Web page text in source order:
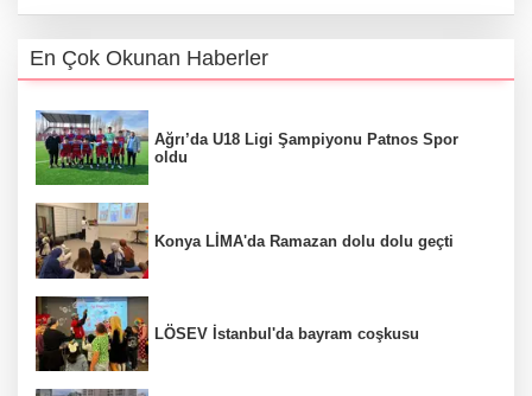
En Çok Okunan Haberler
Ağrı’da U18 Ligi Şampiyonu Patnos Spor
oldu
Konya LİMA'da Ramazan dolu dolu geçti
LÖSEV İstanbul'da bayram coşkusu